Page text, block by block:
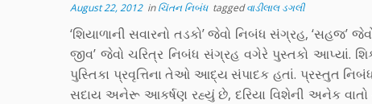
August 22, 2012inચિંતન નિબંધ taggedવાડીલાલ ડગલી
‘શિયાળાની સવારનો તડકો’ જેવો નિબંધ સંગ્રહ, ‘સહજ’
જીવ’ જેવો ચરિત્ર નિબંધ સંગ્રહ વગેરે પુસ્તકો આપ્યાં.
પુસ્તિકા પ્રવૃત્તિના તેઓ આદ્ય સંપાદક હતાં. પ્રસ્તુત
સદાય અનેરૂ આકર્ષણ રહ્યું છે, દરિયા વિશેની અનેક વાતો